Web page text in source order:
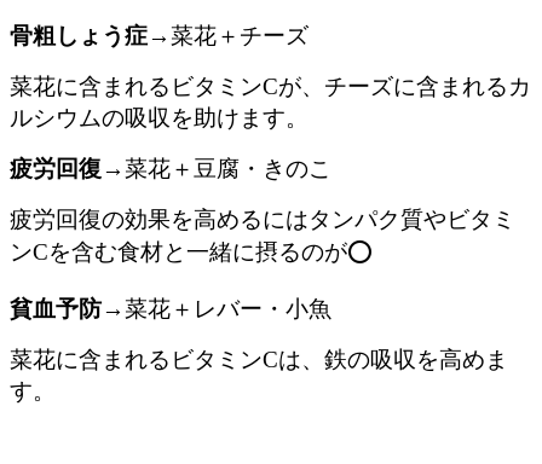
骨粗しょう症→菜花＋チーズ
菜花に含まれるビタミンCが、チーズに含まれるカ
ルシウムの吸収を助けます。
疲労回復→菜花＋豆腐・きのこ
疲労回復の効果を高めるにはタンパク質やビタミ
ンCを含む食材と一緒に摂るのが⭕️
貧血予防→菜花＋レバー・小魚
菜花に含まれるビタミンCは、鉄の吸収を高めま
す。